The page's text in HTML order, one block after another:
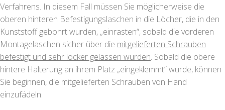
Verfahrens. In diesem Fall müssen Sie möglicherweise die
oberen hinteren Befestigungslaschen in die Löcher, die in den
Kunststoff gebohrt wurden, „einrasten“, sobald die vorderen
Montagelaschen sicher über die mitgelieferten Schrauben
befestigt und sehr locker gelassen wurden. Sobald die obere
hintere Halterung an ihrem Platz „eingeklemmt“ wurde, können
Sie beginnen, die mitgelieferten Schrauben von Hand
einzufädeln.